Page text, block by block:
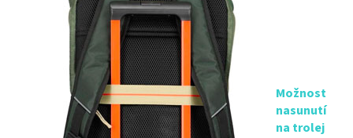
Možnost
nasunutí
na trolej